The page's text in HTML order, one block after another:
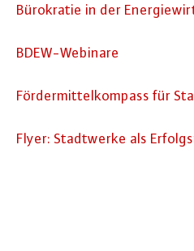
Bü­ro­kra­tie in der
BDEW-We­bi­na­re
För­der­mit­tel­kom­pass für
Flyer: Stadt­wer­ke als